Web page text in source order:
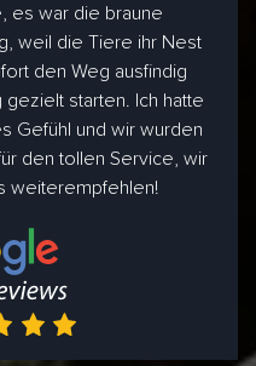
es war die braune
weil die Tiere ihr Nest
den Weg ausfindig
starten. Ich hatte
Gefühl und wir wurden
den tollen Service, wir
weiterempfehlen!